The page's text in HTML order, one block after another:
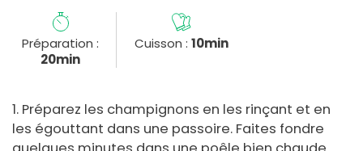
Préparation :
20min
Cuisson : 10min
1. Préparez les champignons en les rinçant et en
les égouttant dans une passoire. Faites fondre